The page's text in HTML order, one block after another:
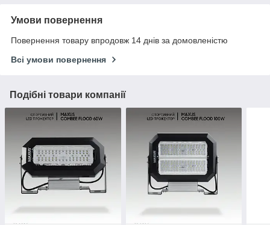
Умови повернення
Повернення товару впродовж 14 днів за домовленістю
Всі умови повернення
Подібні товари компанії